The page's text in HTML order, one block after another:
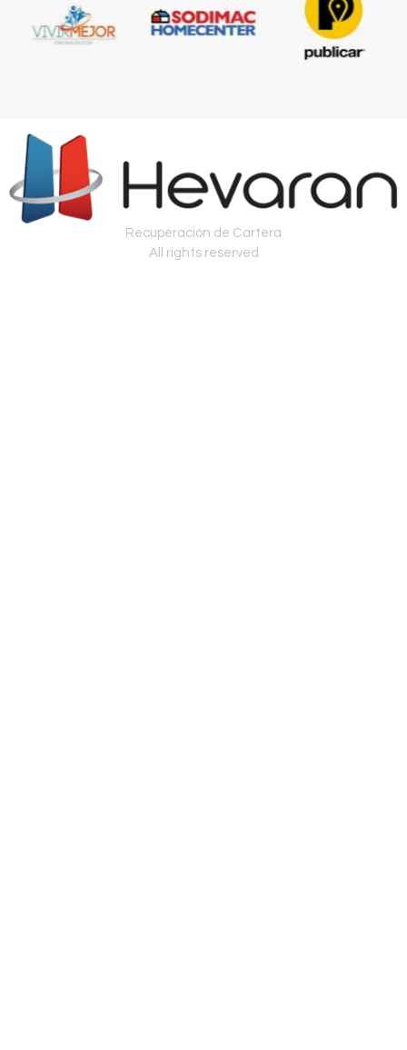
Recuperación de Cartera
All rights reserved